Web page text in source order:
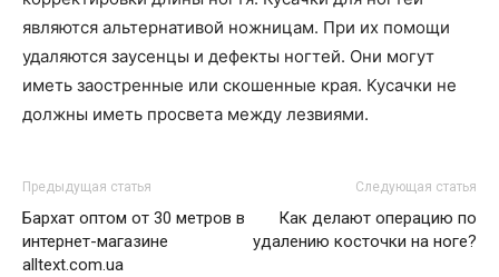
являются альтернативой ножницам. При их помощи
удаляются заусенцы и дефекты ногтей. Они могут
иметь заостренные или скошенные края. Кусачки не
должны иметь просвета между лезвиями.
Предыдущая статья
Бархат оптом от 30 метров в
интернет-магазине
alltext.com.ua
Следующая статья
Как делают операцию по
удалению косточки на ноге?